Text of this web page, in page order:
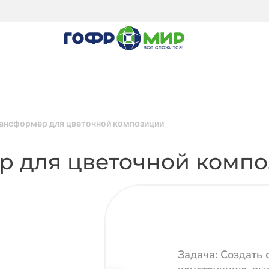
для цветочной композиции
для цветочной
Задача: Создать